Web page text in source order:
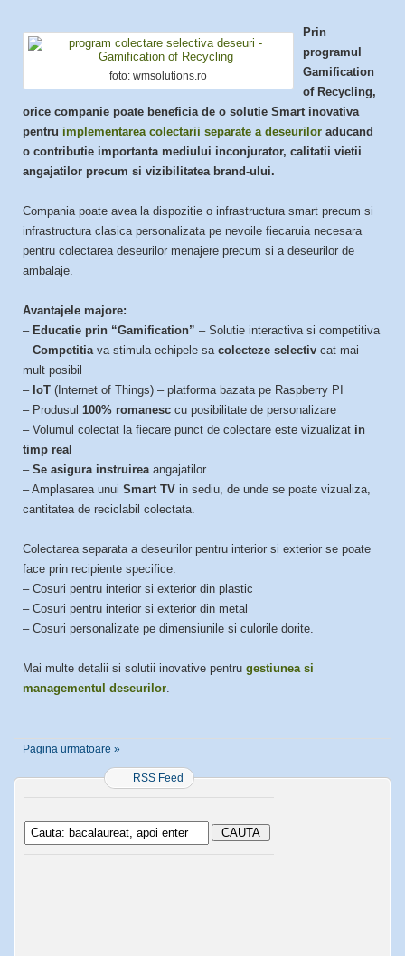
foto: wmsolutions.ro
Prin
programul
Gamification
of Recycling,
orice companie poate beneficia de o solutie Smart inovativa
pentru implementarea colectarii separate a deseurilor aducand
o contributie importanta mediului inconjurator, calitatii vietii
angajatilor precum si vizibilitatea brand-ului.
Compania poate avea la dispozitie o infrastructura smart precum si
infrastructura clasica personalizata pe nevoile fiecaruia necesara
pentru colectarea deseurilor menajere precum si a deseurilor de
ambalaje.
Avantajele majore:
–Educatie prin “Gamification” – Solutie interactiva si competitiva
– Competitia va stimula echipele sa colecteze selectiv cat mai
mult posibil
– IoT (Internet of Things) – platforma bazata pe Raspberry PI
– Produsul 100% romanesc cu posibilitate de personalizare
– Volumul colectat la fiecare punct de colectare este vizualizat in
timp real
– Se asigura instruirea angajatilor
– Amplasarea unui Smart TV in sediu, de unde se poate vizualiza,
cantitatea de reciclabil colectata.
Colectarea separata a deseurilor pentru interior si exterior se poate
face prin recipiente specifice:
– Cosuri pentru interior si exterior din plastic
– Cosuri pentru interior si exterior din metal
– Cosuri personalizate pe dimensiunile si culorile dorite.
Mai multe detalii si solutii inovative pentru gestiunea si
managementul deseurilor
Pagina urmatoare »
RSS Feed